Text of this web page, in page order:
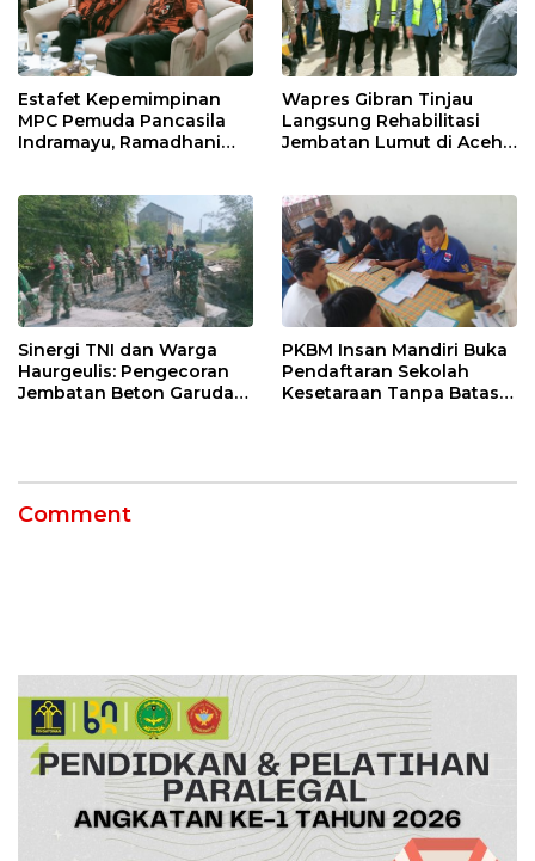
Estafet Kepemimpinan
MPC Pemuda Pancasila
Indramayu, Ramadhani
Muscablub
Wapres Gibran Tinjau
Langsung Rehabilitasi
Jembatan Lumut di Aceh
Sinergi TNI dan Warga
Haurgeulis: Pengecoran
Jembatan Beton Garuda
PKBM Insan Mandiri Buka
Pendaftaran Sekolah
Kesetaraan Tanpa Batas
Comment